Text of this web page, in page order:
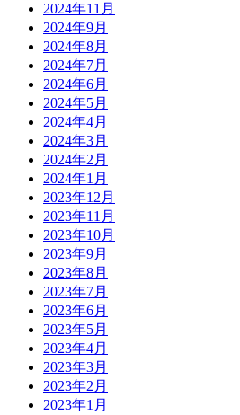
2024年11月
2024年9月
2024年8月
2024年7月
2024年6月
2024年5月
2024年4月
2024年3月
2024年2月
2024年1月
2023年12月
2023年11月
2023年10月
2023年9月
2023年8月
2023年7月
2023年6月
2023年5月
2023年4月
2023年3月
2023年2月
2023年1月